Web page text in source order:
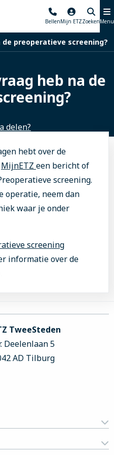
BellenMijn ETZZoekenMenu
preoperatieve screening?
heb na de
delen?
hebt over de
MijnETZ een bericht of
screening.
operatie, neem dan
waar je onder
screening
informatie over de
TweeSteden
Deelenlaan 5
AD Tilburg